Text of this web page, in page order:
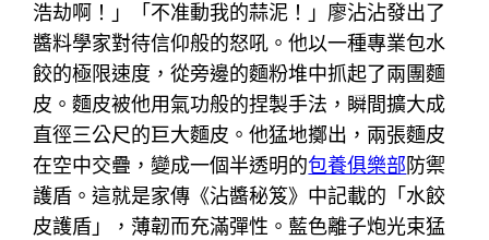
浩劫啊！」「不准動我的蒜泥！」廖沾沾發出了
醬料學家對待信仰般的怒吼。他以一種專業包水
餃的極限速度，從旁邊的麵粉堆中抓起了兩團麵
皮。麵皮被他用氣功般的捏製手法，瞬間擴大成
直徑三公尺的巨大麵皮。他猛地擲出，兩張麵皮
在空中交疊，變成一個半透明的包養俱樂部防禦
護盾。這就是家傳《沾醬秘笈》中記載的「水餃
皮護盾」，薄韌而充滿彈性。藍色離子炮光束猛